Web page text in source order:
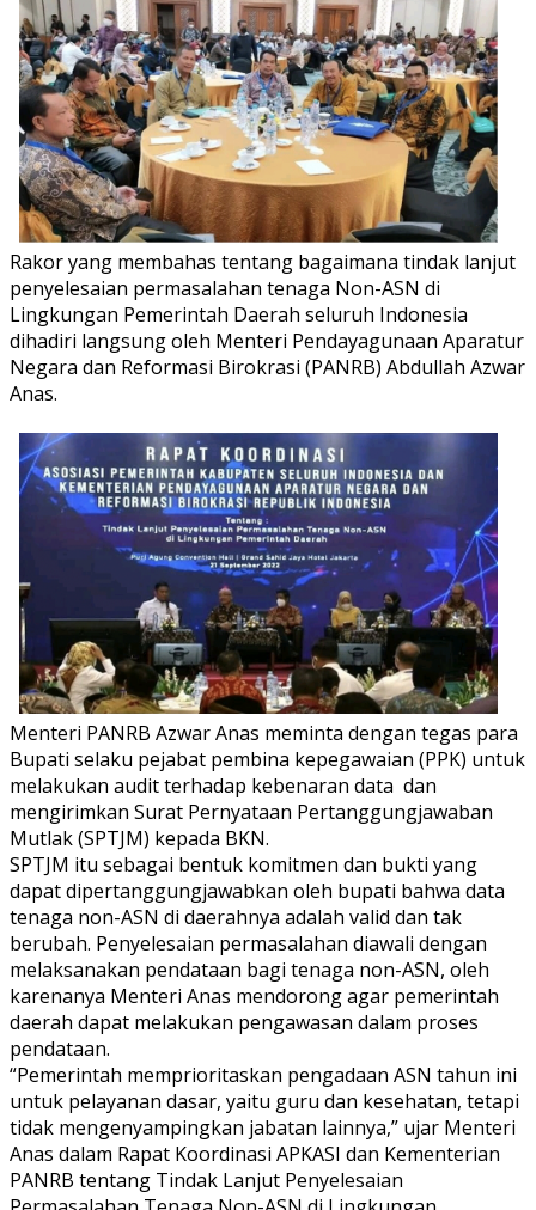
Rakor yang membahas tentang bagaimana tindak lanjut
penyelesaian permasalahan tenaga Non-ASN di
Lingkungan Pemerintah Daerah seluruh Indonesia
dihadiri langsung oleh Menteri Pendayagunaan Aparatur
Negara dan Reformasi Birokrasi (PANRB) Abdullah Azwar
Anas.
Menteri PANRB Azwar Anas meminta dengan tegas para
Bupati selaku pejabat pembina kepegawaian (PPK) untuk
melakukan audit terhadap kebenaran data dan
mengirimkan Surat Pernyataan Pertanggungjawaban
Mutlak (SPTJM) kepada BKN.
SPTJM itu sebagai bentuk komitmen dan bukti yang
dapat dipertanggungjawabkan oleh bupati bahwa data
tenaga non-ASN di daerahnya adalah valid dan tak
berubah. Penyelesaian permasalahan diawali dengan
melaksanakan pendataan bagi tenaga non-ASN, oleh
karenanya Menteri Anas mendorong agar pemerintah
daerah dapat melakukan pengawasan dalam proses
pendataan.
“Pemerintah memprioritaskan pengadaan ASN tahun ini
untuk pelayanan dasar, yaitu guru dan kesehatan, tetapi
tidak mengenyampingkan jabatan lainnya,” ujar Menteri
Anas dalam Rapat Koordinasi APKASI dan Kementerian
PANRB tentang Tindak Lanjut Penyelesaian